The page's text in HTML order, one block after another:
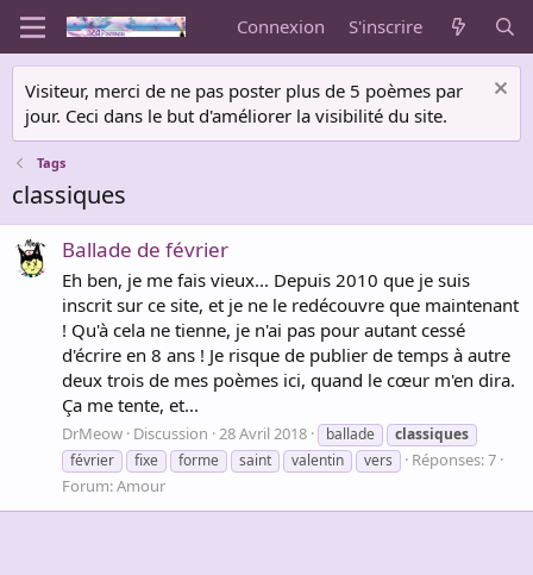
Connexion S'inscrire
Visiteur, merci de ne pas poster plus de 5 poèmes par
jour. Ceci dans le but d'améliorer la visibilité du site.
Tags
classiques
Ballade de février
Eh ben, je me fais vieux... Depuis 2010 que je suis
inscrit sur ce site, et je ne le redécouvre que maintenant
! Qu'à cela ne tienne, je n'ai pas pour autant cessé
d'écrire en 8 ans ! Je risque de publier de temps à autre
deux trois de mes poèmes ici, quand le cœur m'en dira.
Ça me tente, et...
DrMeow Discussion 28 Avril 2018 ballade
classiques
février
fixe forme saint valentin vers
Réponses: 7
Forum:Amour